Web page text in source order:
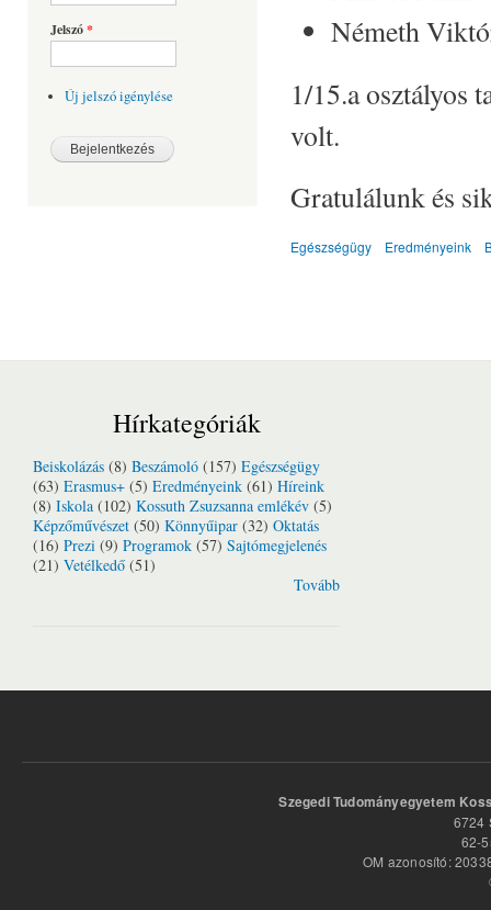
Jelszó*
Új jelszó igénylése
Németh
1/15.a osztályos
volt.
Gratulálunk és
Egészségügy Eredményeink
Hírkategóriák
Beiskolázás (8) Beszámoló (157) Egészségügy
(63) Erasmus+ (5) Eredményeink (61) Híreink
(8) Iskola (102) Kossuth Zsuzsanna emlékév (5)
Képzőművészet (50) Könnyűipar (32) Oktatás
(16) Prezi (9) Programok (57) Sajtómegjelenés
(21) Vetélkedő (51)
Tovább
Szegedi Tudományegyetem
6724
62-
OM azonosító: